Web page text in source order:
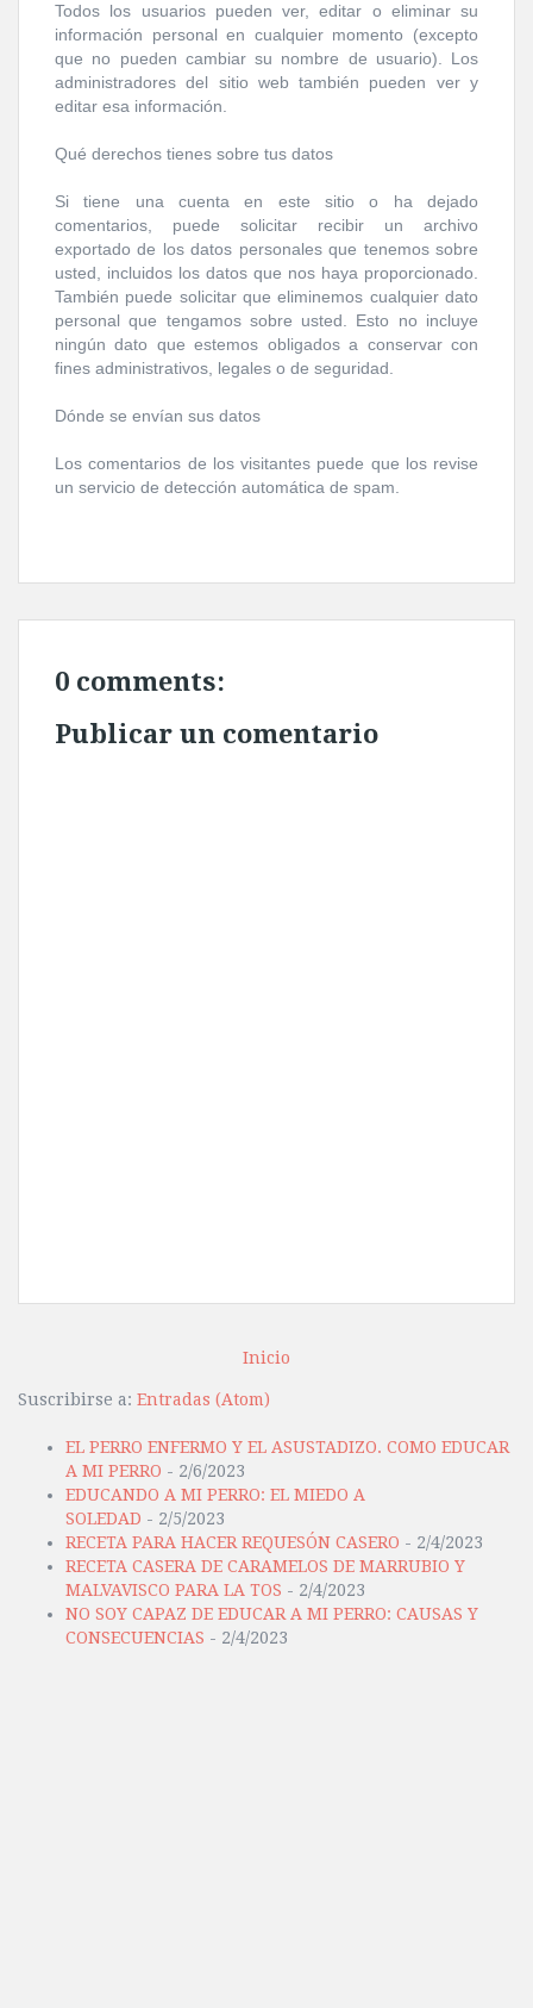
Todos los usuarios pueden ver, editar o eliminar su
información personal en cualquier momento (excepto
que no pueden cambiar su nombre de usuario). Los
administradores del sitio web también pueden ver y
editar esa información.
Qué derechos tienes sobre tus datos
Si tiene una cuenta en este sitio o ha dejado
comentarios, puede solicitar recibir un archivo
exportado de los datos personales que tenemos sobre
usted, incluidos los datos que nos haya proporcionado.
También puede solicitar que eliminemos cualquier dato
personal que tengamos sobre usted. Esto no incluye
ningún dato que estemos obligados a conservar con
fines administrativos, legales o de seguridad.
Dónde se envían sus datos
Los comentarios de los visitantes puede que los revise
un servicio de detección automática de spam.
0 comments:
Publicar un comentario
Inicio
Suscribirse a: Entradas (Atom)
EL PERRO ENFERMO Y EL ASUSTADIZO. COMO EDUCAR
A MI PERRO - 2/6/2023
EDUCANDO A MI PERRO: EL MIEDO A
SOLEDAD - 2/5/2023
RECETA PARA HACER REQUESÓN CASERO - 2/4/2023
RECETA CASERA DE CARAMELOS DE MARRUBIO Y
MALVAVISCO PARA LA TOS - 2/4/2023
NO SOY CAPAZ DE EDUCAR A MI PERRO: CAUSAS Y
CONSECUENCIAS - 2/4/2023